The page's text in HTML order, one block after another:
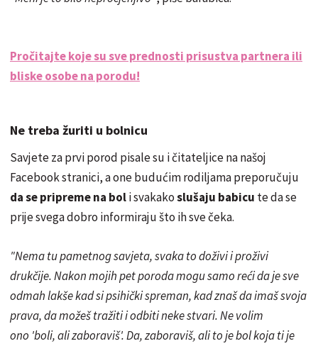
Pročitajte koje su sve prednosti prisustva partnera ili
bliske osobe na porodu!
Ne treba žuriti u bolnicu
Savjete za prvi porod pisale su i čitateljice na našoj
Facebook stranici, a one budućim rodiljama preporučuju
da se pripreme na boli svakakoslušaju babicu te da se
prije svega dobro informiraju što ih sve čeka.
"Nema tu pametnog savjeta, svaka to doživi i proživi
drukčije. Nakon mojih pet poroda mogu samo reći da je sve
odmah lakše kad si psihički spreman, kad znaš da imaš svoja
prava, da možeš tražiti i odbiti neke stvari. Ne volim
ono 'boli, ali zaboraviš'. Da, zaboraviš, ali to je bol koja ti je